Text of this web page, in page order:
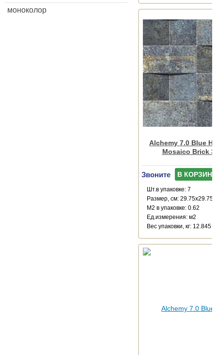
моноколор
Alchemy 7.0 Blue
Mosaico Brick
Звоните В КОРЗИНУ
Шт.в упаковке: 7
Размер, см: 29.75x29.75
М2 в упаковке: 0.62
Ед.измерения: м2
Веc упаковки, кг: 12.845